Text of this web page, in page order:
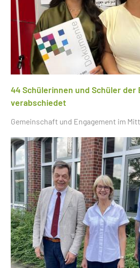
44 Schülerinnen und Schüler der
verabschiedet
Gemeinschaft und Engagement im